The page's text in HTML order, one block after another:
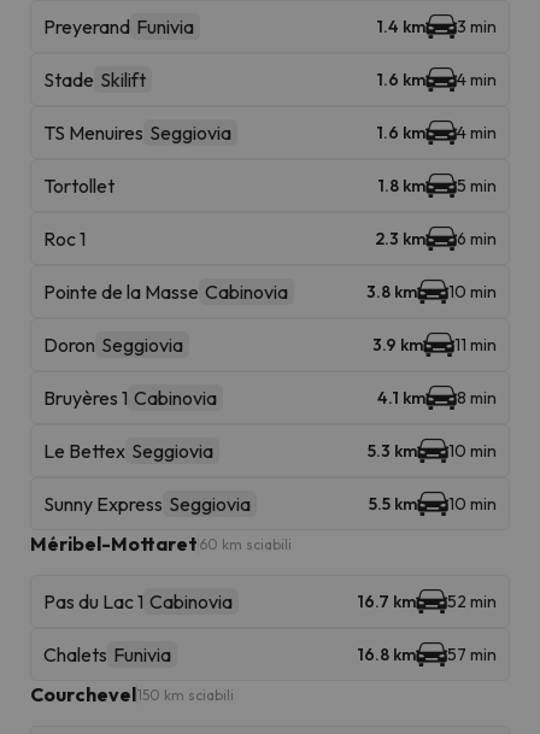
Preyerand Funivia 1.4 km 3 min
Stade Skilift 1.6 km 4 min
TS Menuires Seggiovia 1.6 km 4 min
Tortollet 1.8 km 5 min
Roc 1 2.3 km 6 min
Pointe de la Masse Cabinovia 3.8 km 10 min
Doron Seggiovia 3.9 km 11 min
Bruyères 1 Cabinovia 4.1 km 8 min
Le Bettex Seggiovia 5.3 km 10 min
Sunny Express Seggiovia 5.5 km 10 min
Méribel-Mottaret 60 km sciabili
Pas du Lac 1 Cabinovia 16.7 km 52 min
Chalets Funivia 16.8 km 57 min
Courchevel150 km sciabili